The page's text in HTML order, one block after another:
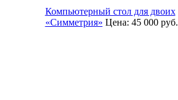
Компьютерный стол для двоих
«Симметрия» Цена: 45 000руб.